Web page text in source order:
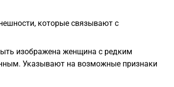
которые связывают с
изображена женщина с редким
Указывают на возможные признаки